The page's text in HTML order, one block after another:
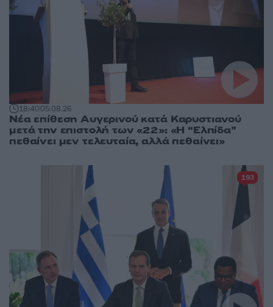
18:4005.08.26
Νέα επίθεση Αυγερινού κατά Καρυστιανού
μετά την επιστολή των «22»: «Η “Ελπίδα”
πεθαίνει μεν τελευταία, αλλά πεθαίνει»
193